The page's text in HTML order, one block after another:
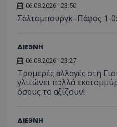
06.08.2026 - 23:50
Σάλτσμπουργκ–Πάφος 1-0:
ΔΙΕΘΝΗ
06.08.2026 - 23:27
Τρομερές αλλαγές στη
γλιτώνει πολλά
όσους το αξίζουν!
ΔΙΕΘΝΗ